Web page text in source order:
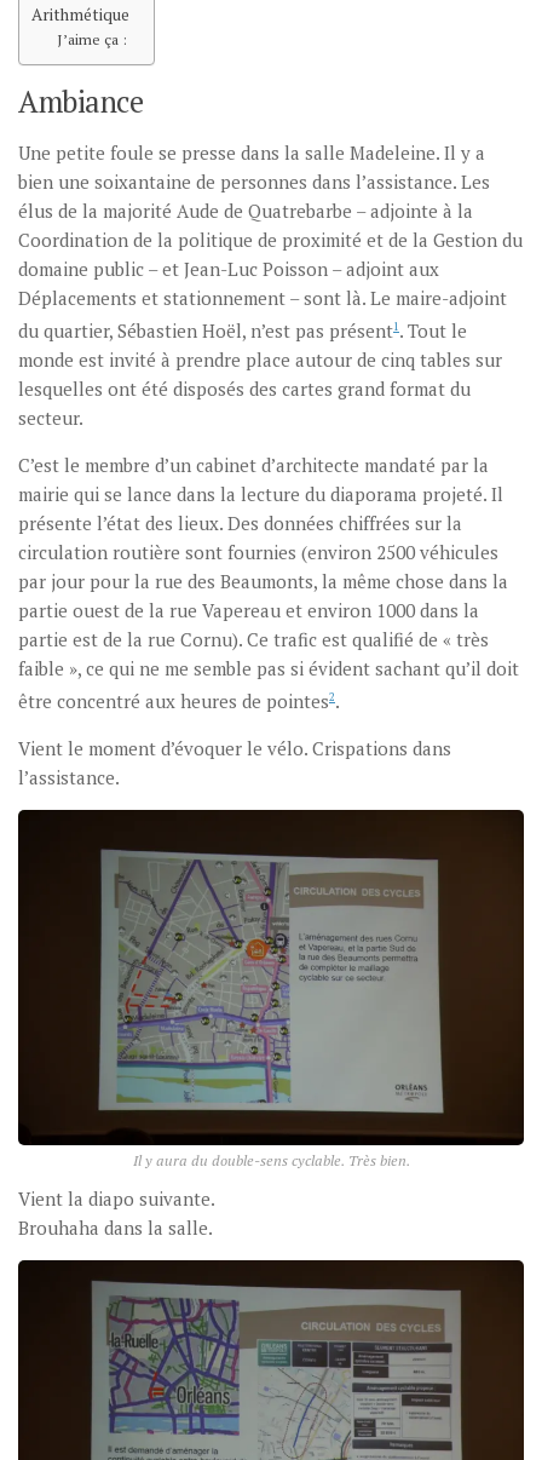
Arithmétique
J’aime ça :
Ambiance
Une petite foule se presse dans la salle Madeleine. Il y a
bien une soixantaine de personnes dans l’assistance. Les
élus de la majorité Aude de Quatrebarbe – adjointe à la
Coordination de la politique de proximité et de la Gestion du
domaine public – et Jean-Luc Poisson – adjoint aux
Déplacements et stationnement – sont là. Le maire-adjoint
du quartier, Sébastien Hoël, n’est pas présent1. Tout le
monde est invité à prendre place autour de cinq tables sur
lesquelles ont été disposés des cartes grand format du
secteur.
C’est le membre d’un cabinet d’architecte mandaté par la
mairie qui se lance dans la lecture du diaporama projeté. Il
présente l’état des lieux. Des données chiffrées sur la
circulation routière sont fournies (environ 2500 véhicules
par jour pour la rue des Beaumonts, la même chose dans la
partie ouest de la rue Vapereau et environ 1000 dans la
partie est de la rue Cornu). Ce trafic est qualifié de « très
faible », ce qui ne me semble pas si évident sachant qu’il doit
être concentré aux heures de pointes2.
Vient le moment d’évoquer le vélo. Crispations dans
l’assistance.
Il y aura du double-sens cyclable. Très bien.
Vient la diapo suivante.
Brouhaha dans la salle.